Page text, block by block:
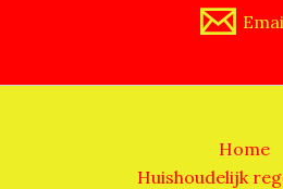
Home
Huishoudelijk